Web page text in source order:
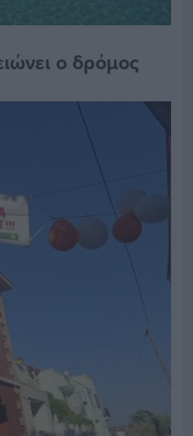
ο δρόμος